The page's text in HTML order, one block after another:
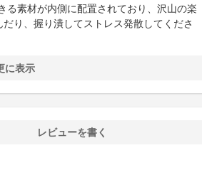
る素材が内側に配置されており、沢山の楽
り、握り潰してストレス発散してくださ
に表示
レビューを書く